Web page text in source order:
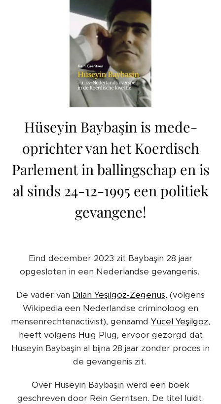
Hüseyin Baybaşin is mede-
oprichter van het Koerdisch
Parlement in ballingschap en is
al sinds 24-12-1995 een politiek
gevangene!
Eind december 2023 zit Baybaşin 28 jaar
opgesloten in een Nederlandse gevangenis.
De vader van Dilan Yeşilgöz-Zegerius, (volgens
Wikipedia een Nederlandse criminoloog en
mensenrechtenactivist), genaamd Yücel Yeşilgöz,
heeft volgens Huig Plug, ervoor gezorgd dat
Hüseyin Baybaşin al bijna 28 jaar zonder proces in
de gevangenis zit.
Over Hüseyin Baybaşin werd een boek
geschreven door Rein Gerritsen. De titel luidt: